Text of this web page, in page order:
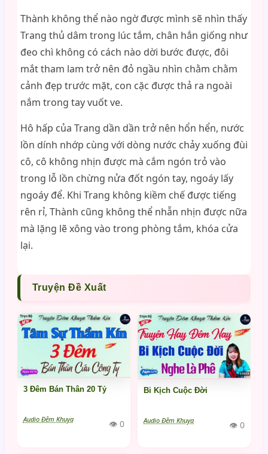
Thành không thể nào ngờ được mình sẽ nhìn thấy
Trang thủ dâm trong lúc tắm, chân hắn giống như
đeo chì không có cách nào dời bước được, đôi
mắt tham lam trở nên đỏ ngầu nhìn chằm chằm
cảnh đẹp trước mặt, con cặc được thả ra ngoài
nắm trong tay vuốt ve.
Hô hấp của Trang dần dần trở nên hổn hển, nước
lồn dính nhớp cùng với dòng nước chảy xuống đùi
cô, cô không nhịn được mà cắm ngón trỏ vào
trong lỗ lồn chừng nửa đốt ngón tay, ngoáy lấy
ngoáy để. Khi Trang không kiềm chế được tiếng
rên rỉ, Thành cũng không thể nhẫn nhịn được nữa
mà lặng lẽ xông vào trong phòng tắm, khóa cửa
lại.
Truyện Đề Xuất
3 Đêm Bán Thân 20 Tỷ
Audio Đêm Khuya 👁 0
Bi Kịch Cuộc Đời
Audio Đêm Khuya 👁 0